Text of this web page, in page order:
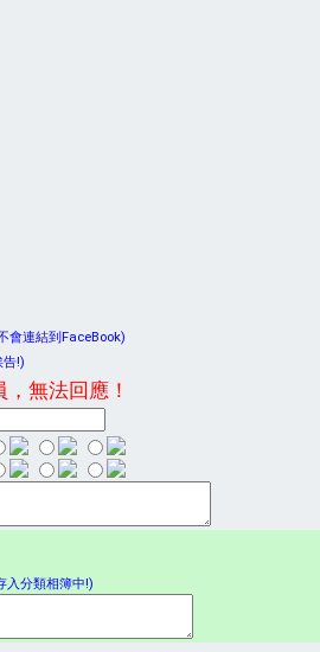
會連結到FaceBook)
告!)
無法回應！
入分類相簿中!)